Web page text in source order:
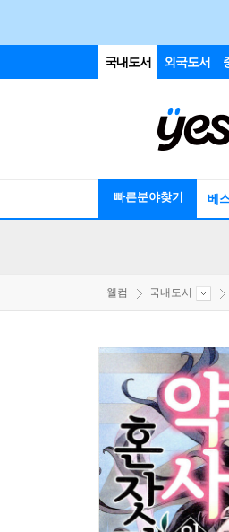
국내도서 외국도서
빠른분야찾기 베
웰컴 국내도서